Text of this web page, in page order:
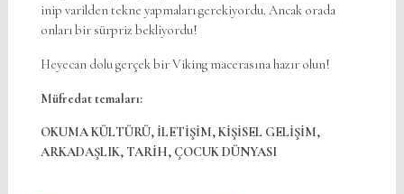
inip varilden tekne yapmaları gerekiyordu. Ancak orada
onları bir sürpriz bekliyordu!
Heyecan dolu gerçek bir Viking macerasına hazır olun!
Müfredat temaları:
OKUMA KÜLTÜRÜ, İLETİŞİM, KİŞİSEL GELİŞİM,
ARKADAŞLIK, TARİH, ÇOCUK DÜNYASI